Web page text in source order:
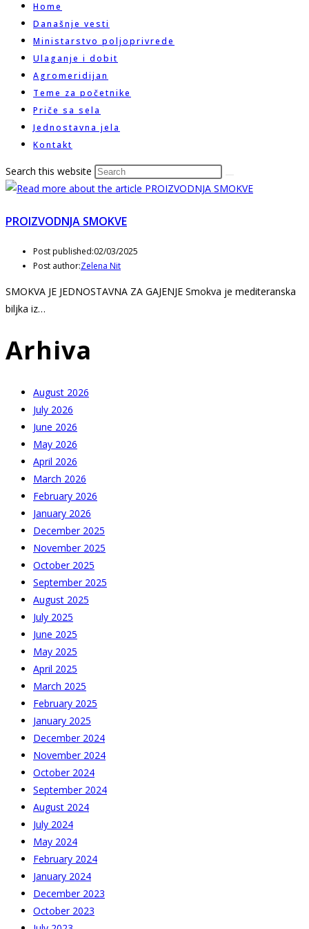
Home
Današnje vesti
Ministarstvo poljoprivrede
Ulaganje i dobit
Agromeridijan
Teme za početnike
Priče sa sela
Jednostavna jela
Kontakt
Search this website
PROIZVODNJA SMOKVE
Post published:02/03/2025
Post author:Zelena Nit
SMOKVA JE JEDNOSTAVNA ZA GAJENJE Smokva je mediteranska
biljka iz…
Arhiva
August 2026
July 2026
June 2026
May 2026
April 2026
March 2026
February 2026
January 2026
December 2025
November 2025
October 2025
September 2025
August 2025
July 2025
June 2025
May 2025
April 2025
March 2025
February 2025
January 2025
December 2024
November 2024
October 2024
September 2024
August 2024
July 2024
May 2024
February 2024
January 2024
December 2023
October 2023